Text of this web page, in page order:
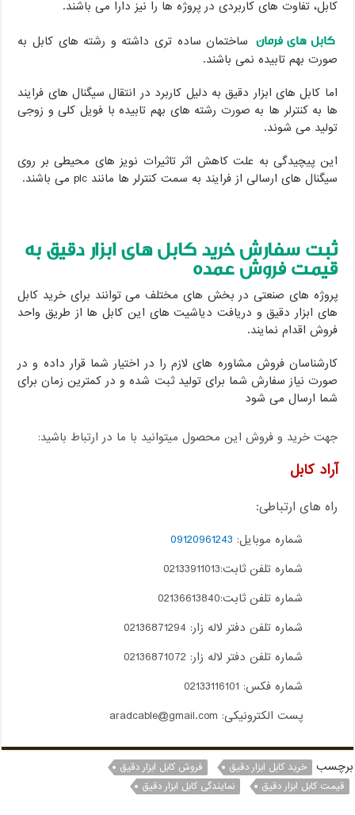
کابل، تفاوت های کاربردی در پروژه ها را نیز دارا می باشند.
کابل های فرمان ساختمان ساده تری داشته و رشته های کابل به
صورت بهم تابیده نمی باشند.
اما کابل های ابزار دقیق به دلیل کاربرد در انتقال سیگنال های فرایند
ها به کنترلر ها به صورت رشته های بهم تابیده با فویل کلی و زوجی
تولید می شوند.
این پیچیدگی به علت کاهش اثر تاثیرات نویز های محیطی بر روی
سیگنال های ارسالی از فرایند به سمت کنترلر ها مانند plc می باشند.
ثبت سفارش خرید کابل های ابزار دقیق به
قیمت فروش عمده
پروژه های صنعتی در بخش های مختلف می توانند برای خرید کابل
های ابزار دقیق و دریافت دیاشیت های این کابل ها از طریق واحد
فروش اقدام نمایند.
کارشناسان فروش مشاوره های لازم را در اختیار شما قرار داده و در
صورت نیاز سفارش شما برای تولید ثبت شده و در کمترین زمان برای
شما ارسال می شود
جهت خرید و فروش این محصول میتوانید با ما در ارتباط باشید:
آراد کابل
راه های ارتباطی:
شماره موبایل: 09120961243
شماره تلفن ثابت:02133911013
شماره تلفن ثابت:02136613840
شماره تلفن دفتر لاله زار: 02136871294
شماره تلفن دفتر لاله زار: 02136871072
شماره فکس: 02133116101
پست الکترونیکی: aradcable@gmail.com
برچسب خرید کابل ابزار دقیق
فروش کابل ابزار دقیق
قیمت کابل ابزار دقیق
نمایندگی کابل ابزار دقیق